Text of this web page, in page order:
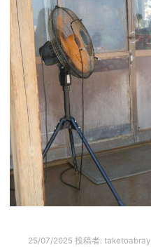
25/07/2025 投稿者: taketoabray